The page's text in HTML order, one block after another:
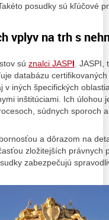
posudky sú kľúčové
vplyv na trh s
sú znalci JASPI. JASPI,
databázu
iných špecifických
inštitúciami. Ich úlohou
súdnych sporoch
a dôrazom na
zložitejších právnych
zabezpečujú